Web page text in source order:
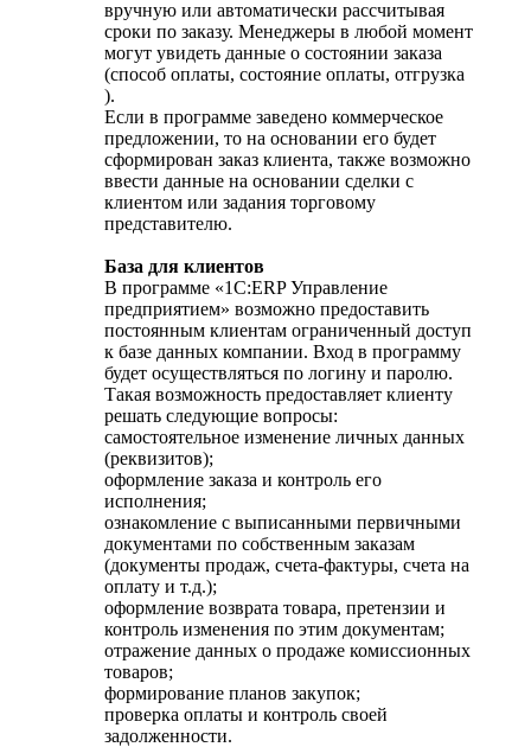
вручную или автоматически рассчитывая
сроки по заказу. Менеджеры в любой момент
могут увидеть данные о состоянии заказа
(способ оплаты, состояние оплаты, отгрузка
).
Если в программе заведено коммерческое
предложении, то на основании его будет
сформирован заказ клиента, также возможно
ввести данные на основании сделки с
клиентом или задания торговому
представителю.
База для клиентов
В программе «1С:ERP Управление
предприятием» возможно предоставить
постоянным клиентам ограниченный доступ
к базе данных компании. Вход в программу
будет осуществляться по логину и паролю.
Такая возможность предоставляет клиенту
решать следующие вопросы:
самостоятельное изменение личных данных
(реквизитов);
оформление заказа и контроль его
исполнения;
ознакомление с выписанными первичными
документами по собственным заказам
(документы продаж, счета-фактуры, счета на
оплату и т.д.);
оформление возврата товара, претензии и
контроль изменения по этим документам;
отражение данных о продаже комиссионных
товаров;
формирование планов закупок;
проверка оплаты и контроль своей
задолженности.